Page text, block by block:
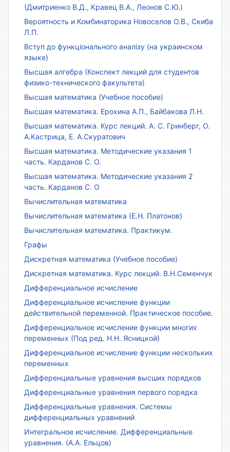
(Дмитриенко В.Д., Кравец В.А., Леонов С.Ю.)
Вероятность и Комбинаторика Новоселов О.В., Скиба
Л.П.
Вступ до функціонального аналізу (на украинском
языке)
Высшая алгебра (Конспект лекций для студентов
физико-технического факультета)
Высшая математика (Учебное пособие)
Высшая математика. Ерохина А.П., Байбакова Л.Н.
Высшая математика. Курс лекций. А. С. Гринберг, О.
А.Кастрица, Е. А.Скуратович
Высшая математика. Методические указания 1
часть. Карданов С. О.
Высшая математика. Методические указания 2
часть. Карданов С. О
Вычислительная математика
Вычислительная математика (Е.Н. Платонов)
Вычислительная математика. Практикум.
Графы
Дискретная математика (Учебное пособие)
Дискретная математика. Курс лекций. В.Н.Семенчук
Дифференциальное исчисление
Дифференциальное исчисление функции
действительной переменной. Практическое пособие.
Дифференциальное исчисление функции многих
переменных (Под ред. Н.Н. Ясницкой)
Дифференциальное исчисление функции нескольких
переменных
Дифференциальные уравнения высших порядков
Дифференциальные уравнения первого порядка
Дифференциальные уравнения. Системы
дифференциальных уравнений
Интегральное исчисление. Дифференциальные
уравнения. (А.А. Ельцов)